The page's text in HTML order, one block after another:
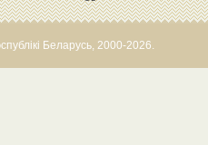
Беларусь, 2000-2026.